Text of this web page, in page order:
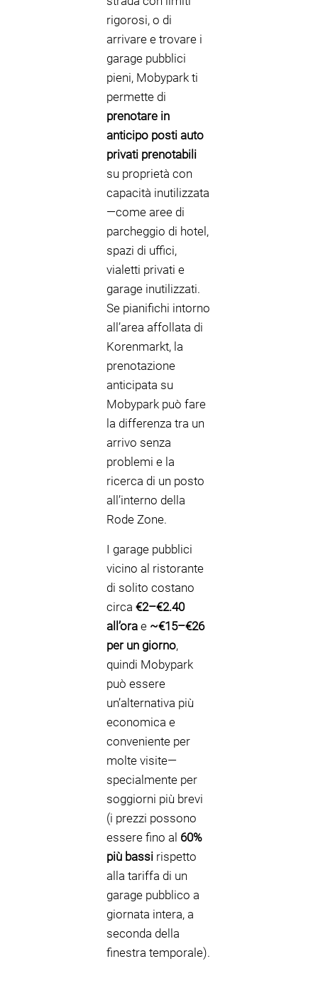
rigorosi, o di
arrivare e trovare i
garage pubblici
pieni, Mobypark ti
permette di
prenotare in
anticipo posti auto
privati prenotabili
su proprietà con
capacità inutilizzata
—come aree di
parcheggio di hotel,
spazi di uffici,
vialetti privati e
garage inutilizzati.
Se pianifichi intorno
all’area affollata di
Korenmarkt, la
prenotazione
anticipata su
Mobypark può fare
la differenza tra un
arrivo senza
problemi e la
ricerca di un posto
all’interno della
Rode Zone.
I garage pubblici
vicino al ristorante
di solito costano
circa €2–€2.40
all’ora e ~€15–€26
per un giorno,
quindi Mobypark
può essere
un’alternativa più
economica e
conveniente per
molte visite—
specialmente per
soggiorni più brevi
(i prezzi possono
essere fino al 60%
più bassi rispetto
alla tariffa di un
garage pubblico a
giornata intera, a
seconda della
finestra temporale).